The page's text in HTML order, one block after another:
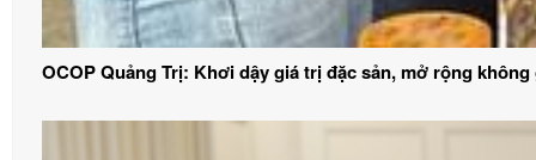
OCOP Quảng Trị: Khơi dậy giá trị đặc sản, mở rộng